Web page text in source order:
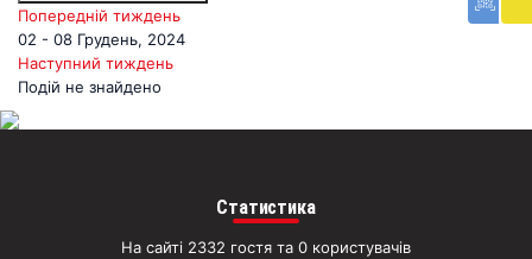
Попередній тиждень
02 - 08 Грудень, 2024
Наступний тиждень
Подій не знайдено
Статистика
На сайті 2332 гостя та 0 користувачів